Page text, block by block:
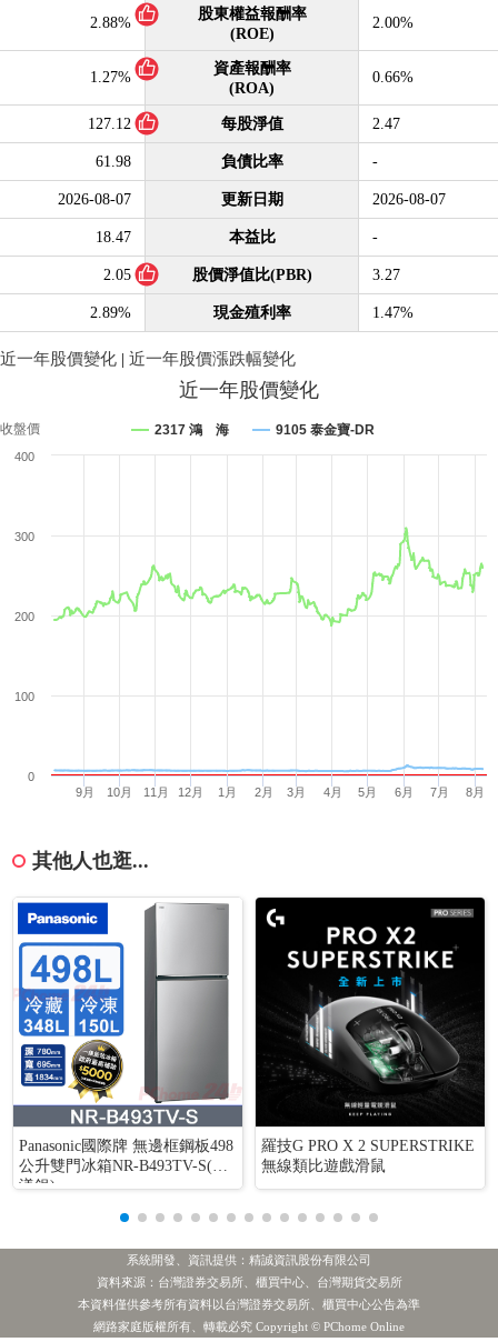
2.88%
股東權益報酬率
(ROE)
2.00%
1.27%
資產報酬率
(ROA)
0.66%
127.12 每股淨值 2.47
61.98 負債比率 -
2026-08-07 更新日期 2026-08-07
18.47 本益比 -
2.05 股價淨值比(PBR) 3.27
2.89% 現金殖利率 1.47%
近一年股價變化 | 近一年股價漲跌幅變化
收盤價
近一年股價變化
2317 鴻 海 9105 泰金寶-DR
9月 10月 11月 12月 1月 2月 3月 4月 5月 6月 7月 8月
0
100
200
300
400
其他人也逛...
Panasonic國際牌 無邊框鋼板498
公升雙門冰箱NR-B493TV-S(晶
漾銀)
羅技G PRO X 2 SUPERSTRIKE
無線類比遊戲滑鼠
系統開發、資訊提供：精誠資訊股份有限公司
資料來源：台灣證券交易所、櫃買中心、台灣期貨交易所
本資料僅供參考所有資料以台灣證券交易所、櫃買中心公告為準
網路家庭版權所有、轉載必究 Copyright © PChome Online
1.華 航 2.華南金 3.群益優選非投等債